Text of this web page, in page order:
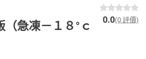
急凍－１８°ｃ
0.0(0 評價)